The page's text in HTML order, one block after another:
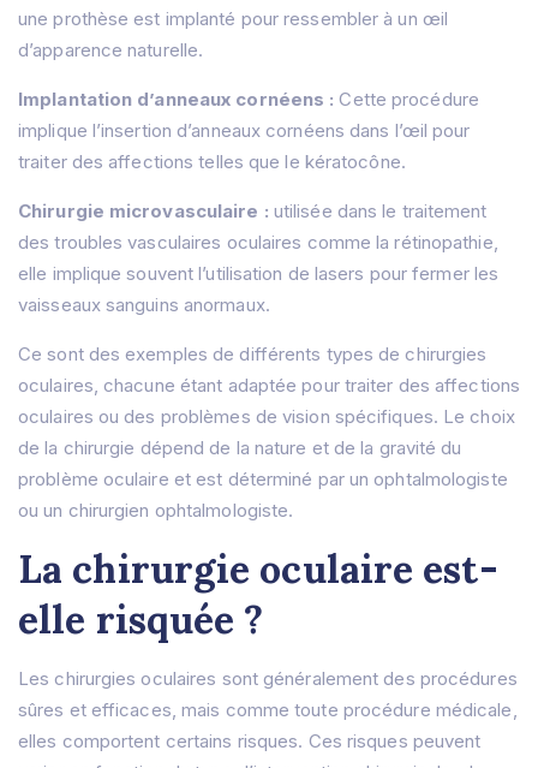
une prothèse est implanté pour ressembler à un œil
d’apparence naturelle.
Implantation d’anneaux cornéens : Cette procédure
implique l’insertion d’anneaux cornéens dans l’œil pour
traiter des affections telles que le kératocône.
Chirurgie microvasculaire : utilisée dans le traitement
des troubles vasculaires oculaires comme la rétinopathie,
elle implique souvent l’utilisation de lasers pour fermer les
vaisseaux sanguins anormaux.
Ce sont des exemples de différents types de chirurgies
oculaires, chacune étant adaptée pour traiter des affections
oculaires ou des problèmes de vision spécifiques. Le choix
de la chirurgie dépend de la nature et de la gravité du
problème oculaire et est déterminé par un ophtalmologiste
ou un chirurgien ophtalmologiste.
La chirurgie oculaire est-
elle risquée ?
Les chirurgies oculaires sont généralement des procédures
sûres et efficaces, mais comme toute procédure médicale,
elles comportent certains risques. Ces risques peuvent